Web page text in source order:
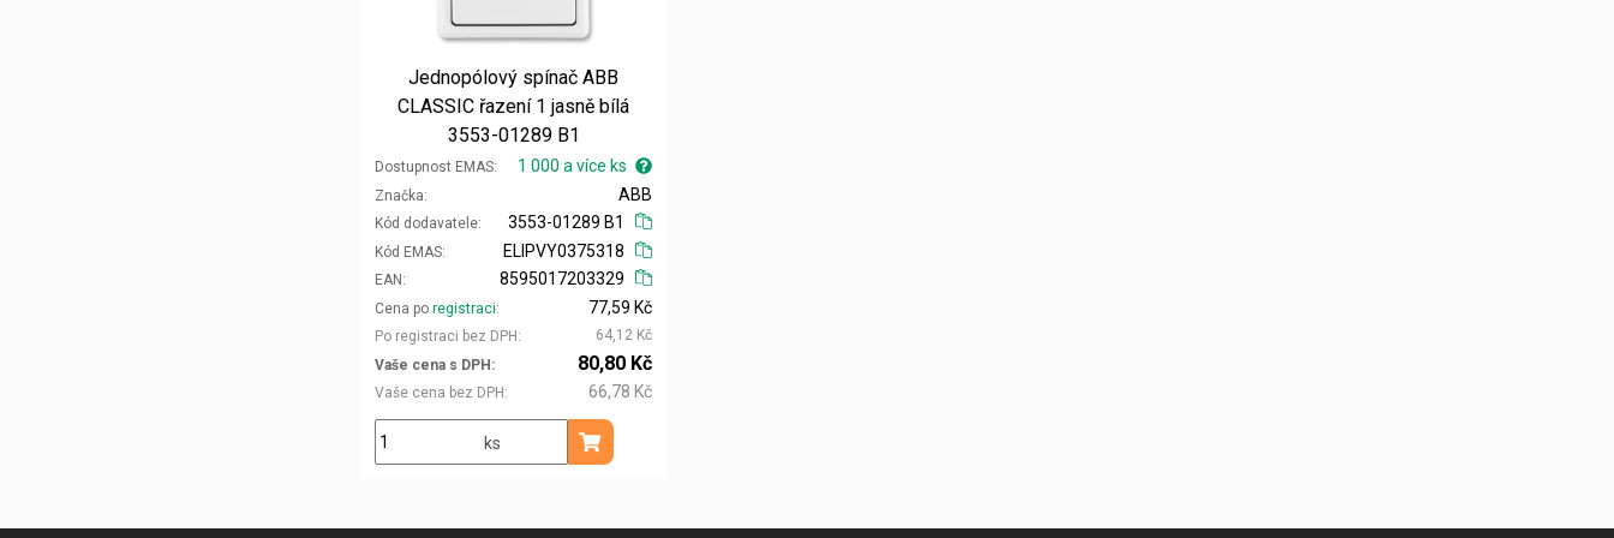
Jednopólový spínač ABB
CLASSIC řazení 1 jasně bílá
3553-01289 B1
Dostupnost EMAS 1 000 a více ks
Značka
Kód dodavatele
ABB
3553-01289 B1
Kód EMAS
EAN
ELIPVY0375318
8595017203329
Cena po registraci
Po registraci bez DPH
77,59 Kč
64,12 Kč
Vaše cena s DPH
Vaše cena bez DPH
80,80 Kč
66,78 Kč
ks Přidat do košíku